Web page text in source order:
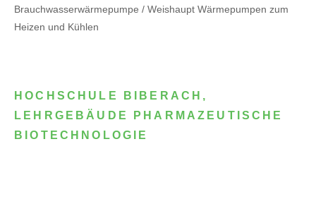
Brauchwasserwärmepumpe / Weishaupt Wärmepumpen zum
Heizen und Kühlen
HOCHSCHULE BIBERACH,
LEHRGEBÄUDE PHARMAZEUTISCHE
BIOTECHNOLOGIE